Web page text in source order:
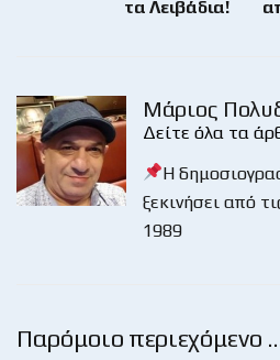
τα Λειβάδια!
Μάριος
Δείτε όλα τα
Η
ξεκινήσει από
1989
Παρόμοιο περιεχόμενο